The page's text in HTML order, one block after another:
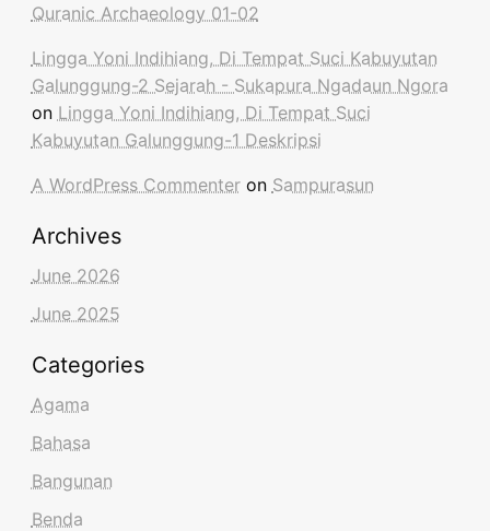
Quranic Archaeology 01-02
Lingga Yoni Indihiang, Di Tempat Suci Kabuyutan
Galunggung-2 Sejarah - Sukapura Ngadaun Ngora
on Lingga Yoni Indihiang, Di Tempat Suci
Kabuyutan Galunggung-1 Deskripsi
A WordPress Commenteron Sampurasun
Archives
June 2026
June 2025
Categories
Agama
Bahasa
Bangunan
Benda